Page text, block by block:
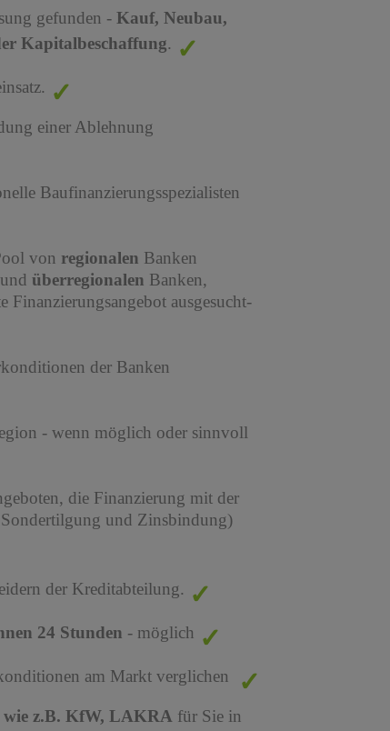
gefunden - Kauf, Neubau,
Kapitalbeschaffung.
einer Ablehnung
Baufinanzierungsspezialisten
von regionalen Banken
überregionalen Banken,
Finanzierungsangebot ausgesucht-
der Banken
- wenn möglich oder sinnvoll
die Finanzierung mit der
und Zinsbindung)
der Kreditabteilung.
24 Stunden - möglich
am Markt verglichen
z.B. KfW, LAKRA für Sie in